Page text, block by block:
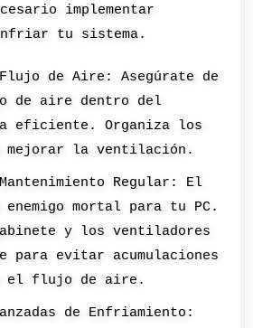
implementar
tu sistema.
de Aire: Asegúrate de
de aire dentro del
eficiente. Organiza los
mejorar la ventilación.
Regular: El
mortal para tu PC.
y los ventiladores
para evitar acumulaciones
el flujo de aire.
de Enfriamiento: